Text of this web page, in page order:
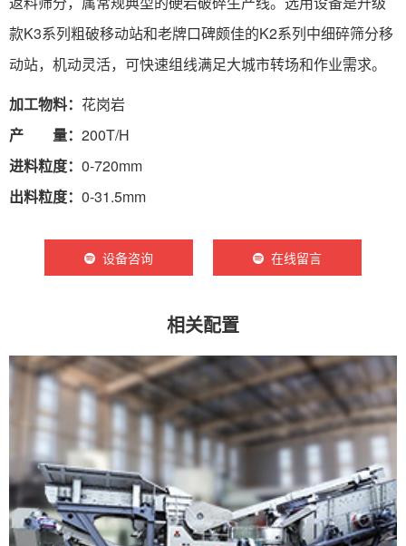
款K3系列粗破移动站和老牌口碑颇佳的K2系列中细碎筛分移
动站，机动灵活，可快速组线满足大城市转场和作业需求。
加工物料： 花岗岩
产 量： 200T/H
进料粒度： 0-720mm
出料粒度： 0-31.5mm
设备咨询 在线留言
相关配置